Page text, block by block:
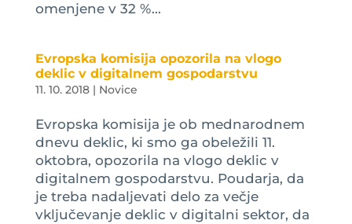
omenjene v 32 %...
Evropska komisija opozorila na vlogo
deklic v digitalnem gospodarstvu
11. 10. 2018| Novice
Evropska komisija je ob mednarodnem
dnevu deklic, ki smo ga obeležili 11.
oktobra, opozorila na vlogo deklic v
digitalnem gospodarstvu. Poudarja, da
je treba nadaljevati delo za večje
vključevanje deklic v digitalni sektor, da